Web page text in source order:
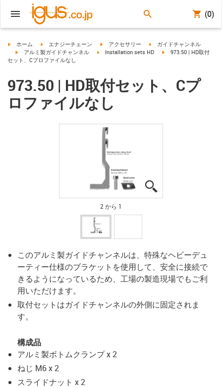
(0)
igus-icon-arrow-right
ホーム igus-icon-arrow-right
エナジーチェーン igus-icon-arrow-right
アクセサリー igus-icon-arrow-right
ガイドチャンネル
igus-icon-arrow-right
アルミ製ガイドチャンネル igus-icon-arrow-right
Installation sets HD igus-icon-arrow-right
973.50 | HD取付
セット、Cプロファイルなし
973.50 | HD取付セット、Cプ
ロファイルなし
2 から 1
このアルミ製ガイドチャンネルは、特殊なヘビーデュ
ーティー仕様のブラケットを使用して、安全に接続で
きるようになっているため、工場の製造現場でもご利
用いただけます。
取付セットはガイドチャンネルの外側に固定されま
す。
構成品
アルミ製ボトムクランプ x 2
ねじ M6 x 2
スライドナット x 2